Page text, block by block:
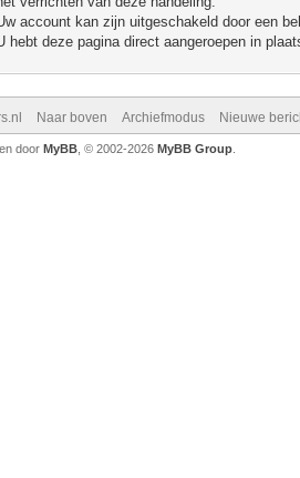
account kan zijn uitgeschakeld door een
hebt deze pagina direct aangeroepen in
Naar boven Archiefmodus Nieuwe
door MyBB, © 2002-2026 MyBB Group.